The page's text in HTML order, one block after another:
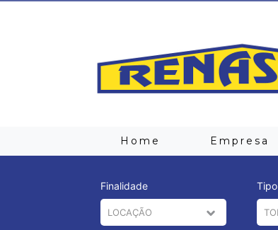
Home Empresa
Finalidade Tipo